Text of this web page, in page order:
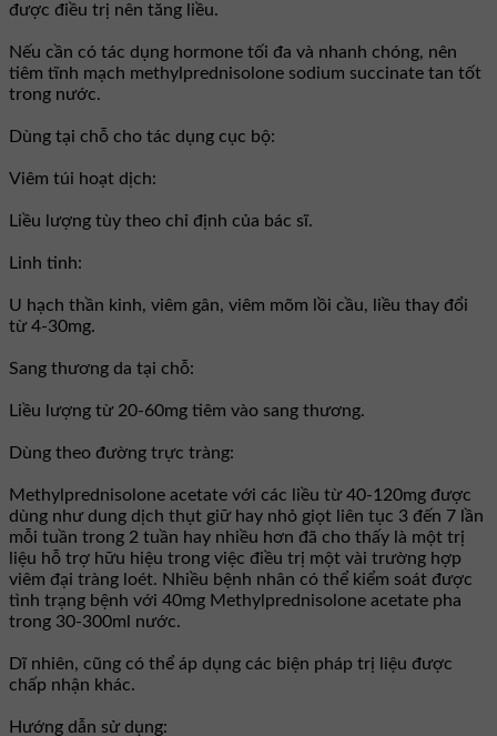
được điều trị nên tăng liều.
Nếu cần có tác dụng hormone tối đa và nhanh chóng, nên
tiêm tĩnh mạch methylprednisolone sodium succinate tan tốt
trong nước.
Dùng tại chỗ cho tác dụng cục bộ:
Viêm túi hoạt dịch:
Liều lượng tùy theo chỉ định của bác sĩ.
Linh tinh:
U hạch thần kinh, viêm gân, viêm mõm lồi cầu, liều thay đổi
từ 4-30mg.
Sang thương da tại chỗ:
Liều lượng từ 20-60mg tiêm vào sang thương.
Dùng theo đường trực tràng:
Methylprednisolone acetate với các liều từ 40-120mg được
dùng như dung dịch thụt giữ hay nhỏ giọt liên tục 3 đến 7 lần
mỗi tuần trong 2 tuần hay nhiều hơn đã cho thấy là một trị
liệu hỗ trợ hữu hiệu trong việc điều trị một vài trường hợp
viêm đại tràng loét. Nhiều bệnh nhân có thể kiểm soát được
tình trạng bệnh với 40mg Methylprednisolone acetate pha
trong 30-300ml nước.
Dĩ nhiên, cũng có thể áp dụng các biện pháp trị liệu được
chấp nhận khác.
Hướng dẫn sử dụng: